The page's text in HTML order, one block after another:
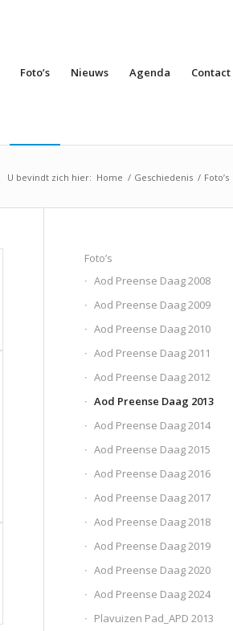
Foto’s Nieuws Agenda Contact
U bevindt zich hier: Home / Geschiedenis / Foto’s
Foto’s
Aod Preense Daag 2008
Aod Preense Daag 2009
Aod Preense Daag 2010
Aod Preense Daag 2011
Aod Preense Daag 2012
Aod Preense Daag 2013
Aod Preense Daag 2014
Aod Preense Daag 2015
Aod Preense Daag 2016
Aod Preense Daag 2017
Aod Preense Daag 2018
Aod Preense Daag 2019
Aod Preense Daag 2020
Aod Preense Daag 2024
Plavuizen Pad_APD 2013